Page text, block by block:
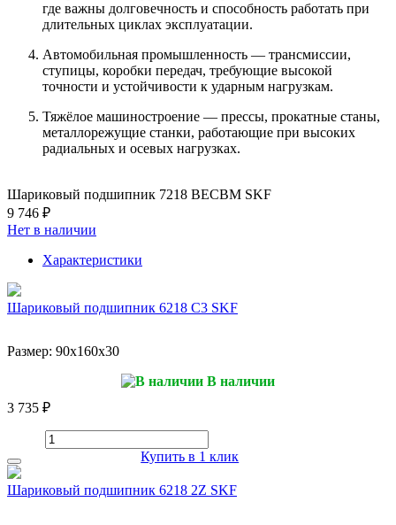
где важны долговечность и способность работать при
длительных циклах эксплуатации.
Автомобильная промышленность — трансмиссии,
ступицы, коробки передач, требующие высокой
точности и устойчивости к ударным нагрузкам.
Тяжёлое машиностроение — прессы, прокатные станы,
металлорежущие станки, работающие при высоких
радиальных и осевых нагрузках.
Шариковый подшипник 7218 BECBM SKF
9 746 ₽
Нет в наличии
Характеристики
Шариковый подшипник 6218 C3 SKF
Размер: 90x160x30
В наличии
3 735 ₽
Купить в 1 клик
Шариковый подшипник 6218 2Z SKF